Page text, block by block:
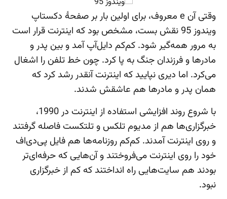
وقتی آن e معروف، برای اولین بار بر صفحۀ دکستاپ
ویندوز 95 نقش بست، مشخص بود که اینترنت قرار است
به مرور همه‌گیر شود. کم‌کم دایل‌آپ آمد و بین پدر و
مادرها و فرزندان جنگ به پا کرد. چون خط تلفن را اشغال
می‌کرد. اما دیری نپایید که اینترنت آنقدر رشد کرد که
همان پدر و مادرها هم عاشقش شدند.
با شروع روند افزایشی استفاده از اینترنت در 1990،
خبرگزاری‌ها هم از مدیوم تلکس و تلتکست فاصله گرفتند
و روی اینترنت آمدند. کم‌کم روزنامه‌ها هم فایل پی‌دی‌اف
خود را روی اینترنت می‌فروختند و آن‌هایی که حرفه‌ای‌تر
بودند هم سایت‌هایی راه انداختند که کم از خبرگزاری
نبود.